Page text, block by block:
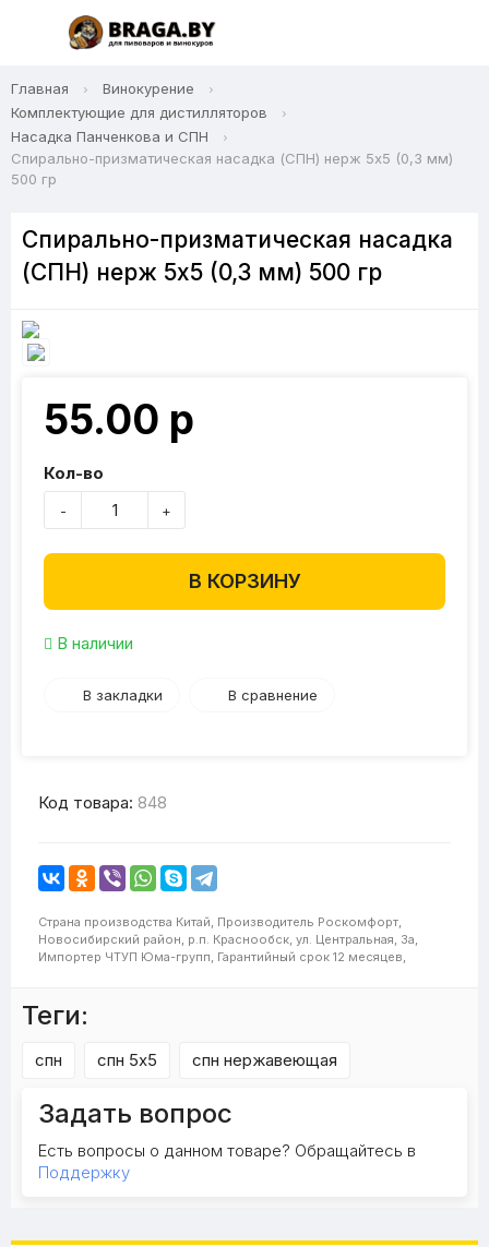
Главная
Винокурение
Комплектующие для дистилляторов
Насадка Панченкова и СПН
Спирально-призматическая насадка (СПН) нерж 5x5 (0,3 мм)
500 гр
Спирально-призматическая насадка
(СПН) нерж 5x5 (0,3 мм) 500 гр
55.00 р
Кол-во
- +
В КОРЗИНУ
В наличии
В закладки В сравнение
Код товара: 848
Страна производства Китай, Производитель Роскомфорт,
Новосибирский район, р.п. Краснообск, ул. Центральная, 3а,
Импортер ЧТУП Юма-групп, Гарантийный срок 12 месяцев,
Теги:
спн спн 5x5 спн нержавеющая
Задать вопрос
Есть вопросы о данном товаре? Обращайтесь в
Поддержку